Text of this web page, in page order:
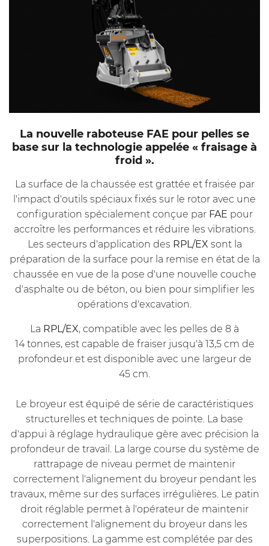
La nouvelle raboteuse FAE pour pelles se
base sur la technologie appelée « fraisage à
froid ».
La surface de la chaussée est grattée et fraisée par
l'impact d'outils spéciaux fixés sur le rotor avec une
configuration spécialement conçue par FAE pour
accroître les performances et réduire les vibrations.
Les secteurs d'application des RPL/EX sont la
préparation de la surface pour la remise en état de la
chaussée en vue de la pose d'une nouvelle couche
d'asphalte ou de béton, ou bien pour simplifier les
opérations d'excavation.
La RPL/EX, compatible avec les pelles de 8 à
14 tonnes, est capable de fraiser jusqu'à 13,5 cm de
profondeur et est disponible avec une largeur de
45 cm.
Le broyeur est équipé de série de caractéristiques
structurelles et techniques de pointe. La base
d'appui à réglage hydraulique gère avec précision la
profondeur de travail. La large course du système de
rattrapage de niveau permet de maintenir
correctement l'alignement du broyeur pendant les
travaux, même sur des surfaces irrégulières. Le patin
droit réglable permet à l'opérateur de maintenir
correctement l'alignement du broyeur dans les
superpositions. La gamme est complétée par des